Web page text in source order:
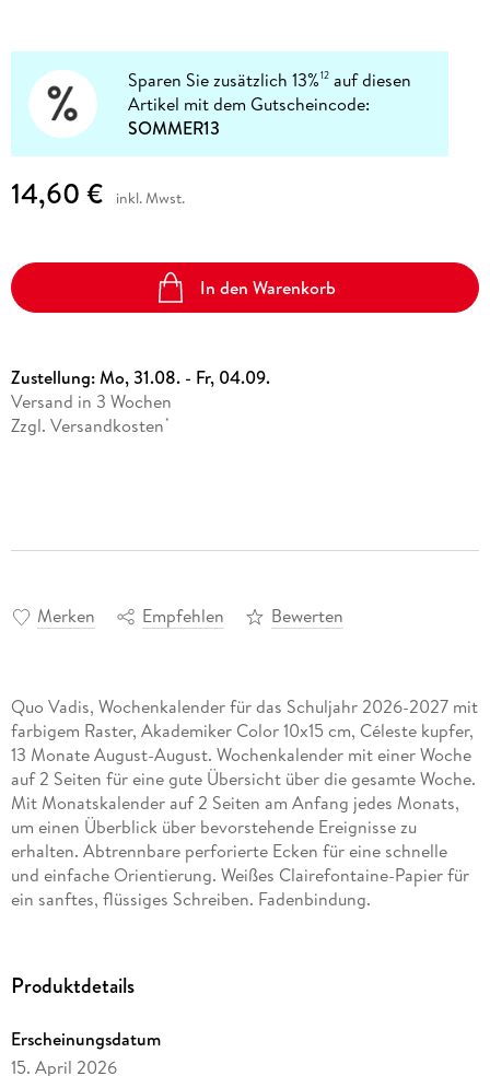
Sparen Sie zusätzlich 13%12 auf diesen
Artikel mit dem Gutscheincode:
SOMMER13
14,60 € inkl. Mwst.
In den Warenkorb
Zustellung:Mo, 31.08. - Fr, 04.09.
Versand in 3 Wochen
Zzgl. Versandkosten *
Merken Empfehlen Bewerten
Quo Vadis, Wochenkalender für das Schuljahr 2026-2027 mit
farbigem Raster, Akademiker Color 10x15 cm, Céleste kupfer,
13 Monate August-August. Wochenkalender mit einer Woche
auf 2 Seiten für eine gute Übersicht über die gesamte Woche.
Mit Monatskalender auf 2 Seiten am Anfang jedes Monats,
um einen Überblick über bevorstehende Ereignisse zu
erhalten. Abtrennbare perforierte Ecken für eine schnelle
und einfache Orientierung. Weißes Clairefontaine-Papier für
ein sanftes, flüssiges Schreiben. Fadenbindung.
Uhr. Mehrsprachig. Mit To do-Bereich für einen Überblick
Produktdetails
Erscheinungsdatum
15. April 2026